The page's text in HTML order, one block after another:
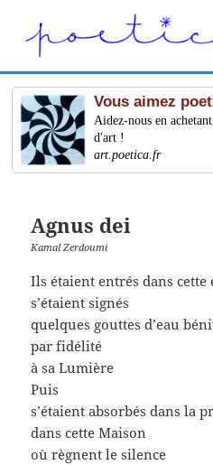
Vous aimez
Aidez-nous en
d'art !
art.poetica.fr
Agnus dei
Kamal Zerdoumi
Ils étaient entrés dans cette
s’étaient signés
quelques gouttes d’eau
par fidélité
à sa Lumière
Puis
s’étaient absorbés dans la
dans cette Maison
où règnent le silence